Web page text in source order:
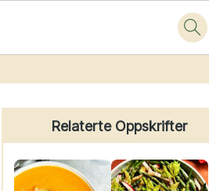
Primary
Sidebar
Relaterte Oppskrifter